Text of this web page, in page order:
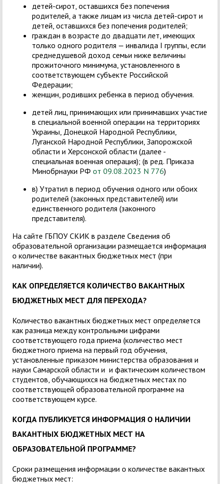
детей-сирот, оставшихся без попечения
родителей, а также лицам из числа детей-сирот и
детей, оставшихся без попечения родителей;
граждан в возрасте до двадцати лет, имеющих
только одного родителя — инвалида I группы, если
среднедушевой доход семьи ниже величины
прожиточного минимума, установленного в
соответствующем субъекте Российской
Федерации;
женщин, родивших ребенка в период обучения.
детей лиц, принимающих или принимавших участие
в специальной военной операции на территориях
Украины, Донецкой Народной Республики,
Луганской Народной Республики, Запорожской
области и Херсонской области (далее -
специальная военная операция); (в ред. Приказа
Минобрнауки РФ от 09.08.2023 N 776)
в) Утратил в период обучения одного или обоих
родителей (законных представителей) или
единственного родителя (законного
представителя).
На сайте ГБПОУ СКИК в разделе Сведения об
образовательной организации размещается информация
о количестве вакантных бюджетных мест (при
наличии).
КАК ОПРЕДЕЛЯЕТСЯ КОЛИЧЕСТВО ВАКАНТНЫХ
БЮДЖЕТНЫХ МЕСТ ДЛЯ ПЕРЕХОДА?
Количество вакантных бюджетных мест определяется
как разница между контрольными цифрами
соответствующего года приема (количество мест
бюджетного приема на первый год обучения,
установленные приказом министерства образования и
науки Самарской области и и фактическим количеством
студентов, обучающихся на бюджетных местах по
соответствующей образовательной программе на
соответствующем курсе.
КОГДА ПУБЛИКУЕТСЯ ИНФОРМАЦИЯ О НАЛИЧИИ
ВАКАНТНЫХ БЮДЖЕТНЫХ МЕСТ НА
ОБРАЗОВАТЕЛЬНОЙ ПРОГРАММЕ?
Сроки размещения информации о количестве вакантных
бюджетных мест: